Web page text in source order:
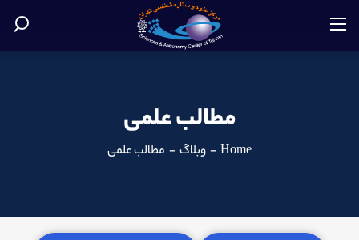
مطالب علمی
Home
- وبلاگ - مطالب علمی